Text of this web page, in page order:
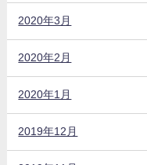
2020年3月
2020年2月
2020年1月
2019年12月